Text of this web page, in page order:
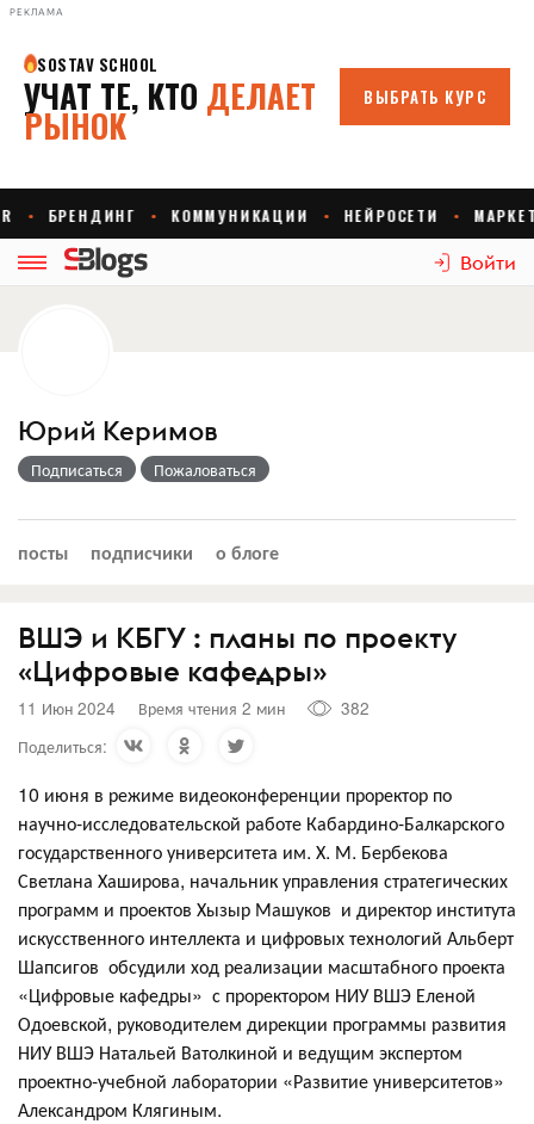
РЕКЛАМА
Войти
Юрий Керимов
Подписаться Пожаловаться
посты подписчики о блоге
ВШЭ и КБГУ : планы по проекту
«Цифровые кафедры»
11 Июн 2024 Время чтения 2 мин
382
Поделиться:
10 июня в режиме видеоконференции проректор по
научно-исследовательской работе Кабардино-Балкарского
государственного университета им. Х. М. Бербекова
Светлана Хаширова, начальник управления стратегических
программ и проектов Хызыр Машуков и директор института
искусственного интеллекта и цифровых технологий Альберт
Шапсигов обсудили ход реализации масштабного проекта
«Цифровые кафедры» с проректором НИУ ВШЭ Еленой
Одоевской, руководителем дирекции программы развития
НИУ ВШЭ Натальей Ватолкиной и ведущим экспертом
проектно-учебной лаборатории «Развитие университетов»
Александром Клягиным.